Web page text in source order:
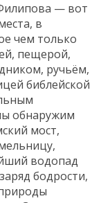
— вот
в
чем только
пещерой,
ручьём,
библейской
обнаружим
мост,
водопад
бодрости,